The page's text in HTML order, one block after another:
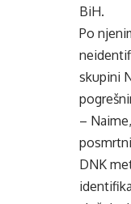
BiH.
Po
skupini
–
DNK